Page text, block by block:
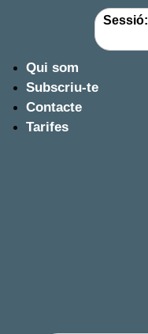
Sessió:
Qui som
Subscriu-te
Contacte
Tarifes